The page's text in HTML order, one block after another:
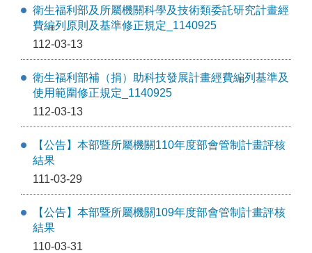
衛生福利部及所屬機關科學及技術類委託研究計畫經
費編列原則及基準修正規定_1140925
112-03-13
衛生福利部補（捐）助科技發展計畫經費編列基準及
使用範圍修正規定_1140925
112-03-13
【公告】本部暨所屬機關110年度部會管制計畫評核
結果
111-03-29
【公告】本部暨所屬機關109年度部會管制計畫評核
結果
110-03-31